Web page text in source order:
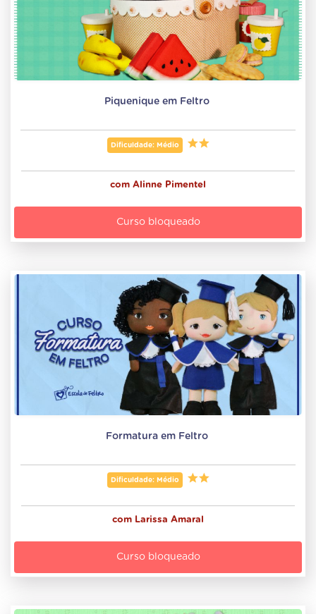
Piquenique em Feltro
Dificuldade: Médio
com Alinne Pimentel
Curso bloqueado
Formatura em Feltro
Dificuldade: Médio
com Larissa Amaral
Curso bloqueado